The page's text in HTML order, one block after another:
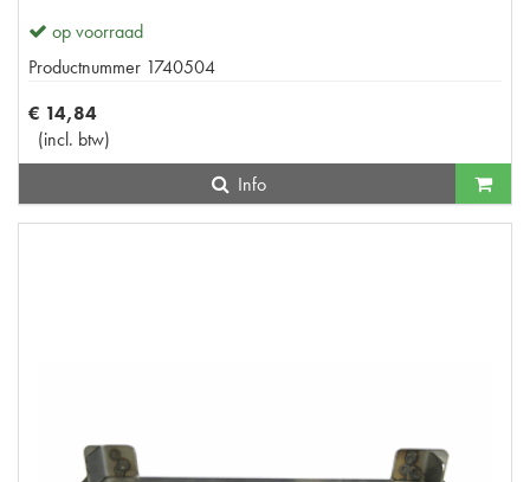
op voorraad
Productnummer 1740504
€ 14,84
(incl. btw)
Info